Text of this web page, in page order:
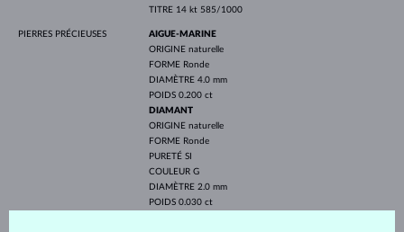
TITRE 14 kt 585/1000
PIERRES PRÉCIEUSES
AIGUE-MARINE
ORIGINE naturelle
FORME Ronde
DIAMÈTRE 4.0 mm
POIDS 0.200 ct
DIAMANT
ORIGINE naturelle
FORME Ronde
PURETÉ SI
COULEUR G
DIAMÈTRE 2.0 mm
POIDS 0.030 ct